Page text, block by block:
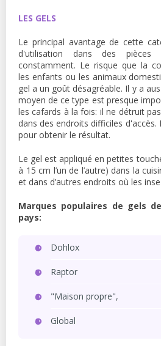
LES GELS
Le principal avantage de cette
d'utilisation dans des
constamment. Le risque que la
les enfants ou les animaux
gel a un goût désagréable. Il y a
moyen de ce type est presque
les cafards à la fois: il ne détruit
dans des endroits difficiles
pour obtenir le résultat.
Le gel est appliqué en petites
à 15 cm l’un de l’autre) dans la
et dans d’autres endroits où les
Marques populaires de gels
pays:
Dohlox
Raptor
"Maison propre",
Global